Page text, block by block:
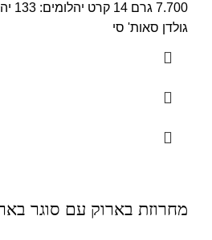
גולדן סאות' סי
מחרוזת בארוק עם סוגר